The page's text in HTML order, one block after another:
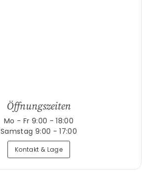
Öffnungszeiten
Mo - Fr 9:00 - 18:00
Samstag 9:00 - 17:00
Kontakt & Lage